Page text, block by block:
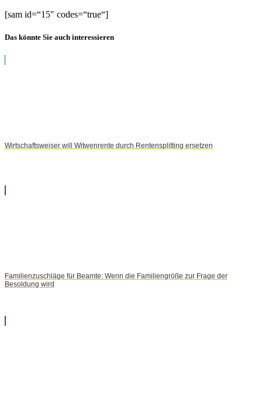
[sam id=“15″ codes=“true“]
Das könnte Sie auch interessieren
Wirtschaftsweiser will Witwenrente durch Rentensplitting ersetzen
Familienzuschläge für Beamte: Wenn die Familiengröße zur Frage der
Besoldung wird